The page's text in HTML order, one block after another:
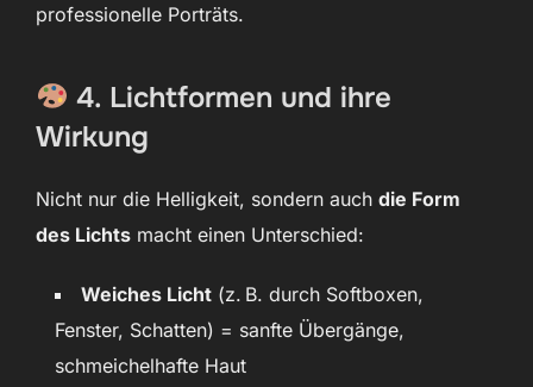
professionelle Porträts.
4. Lichtformen und ihre
Wirkung
Nicht nur die Helligkeit, sondern auch die Form
des Lichts macht einen Unterschied:
Weiches Licht (z. B. durch Softboxen,
Fenster, Schatten) = sanfte Übergänge,
schmeichelhafte Haut